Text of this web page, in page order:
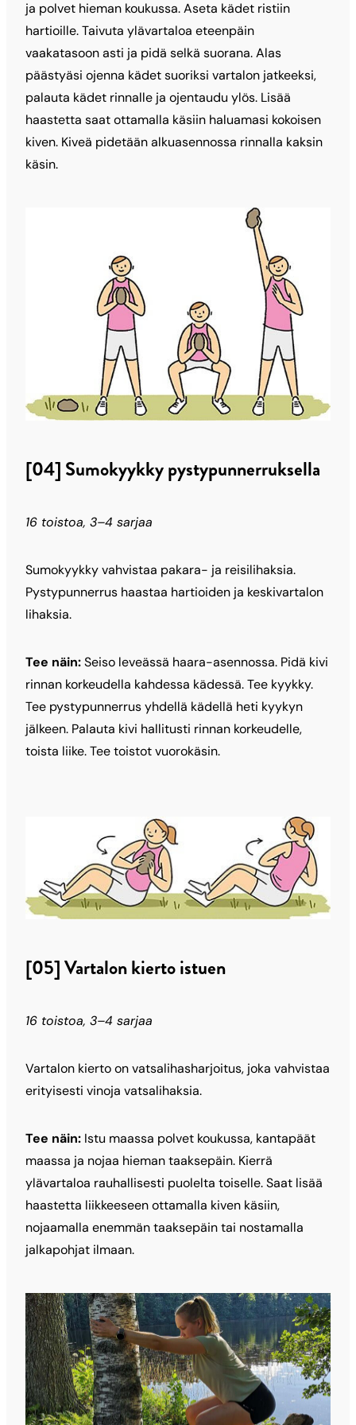
ja polvet hieman koukussa. Aseta kädet ristiin
hartioille. Taivuta ylävartaloa eteenpäin
vaakatasoon asti ja pidä selkä suorana. Alas
päästyäsi ojenna kädet suoriksi vartalon jatkeeksi,
palauta kädet rinnalle ja ojentaudu ylös. Lisää
haastetta saat ottamalla käsiin haluamasi kokoisen
kiven. Kiveä pidetään alkuasennossa rinnalla kaksin
käsin.
[04] Sumokyykky pystypunnerruksella
16 toistoa, 3–4 sarjaa
Sumokyykky vahvistaa pakara- ja reisilihaksia.
Pystypunnerrus haastaa hartioiden ja keskivartalon
lihaksia.
Tee näin:Seiso leveässä haara-asennossa. Pidä kivi
rinnan korkeudella kahdessa kädessä. Tee kyykky.
Tee pystypunnerrus yhdellä kädellä heti kyykyn
jälkeen. Palauta kivi hallitusti rinnan korkeudelle,
toista liike. Tee toistot vuorokäsin.
[05] Vartalon kierto istuen
16 toistoa, 3–4 sarjaa
Vartalon kierto on vatsalihasharjoitus, joka vahvistaa
erityisesti vinoja vatsalihaksia.
Tee näin: Istu maassa polvet koukussa, kantapäät
maassa ja nojaa hieman taaksepäin. Kierrä
ylävartaloa rauhallisesti puolelta toiselle. Saat lisää
haastetta liikkeeseen ottamalla kiven käsiin,
nojaamalla enemmän taaksepäin tai nostamalla
jalkapohjat ilmaan.